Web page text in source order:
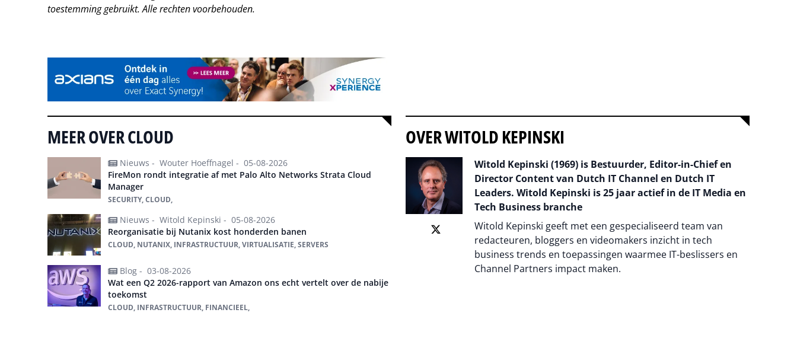
toestemming gebruikt. Alle rechten voorbehouden.
MEER OVER CLOUD
Nieuws - Wouter Hoeffnagel - 05-08-2026
FireMon rondt integratie af met Palo Alto Networks Strata Cloud
Manager
SECURITY, CLOUD,
Nieuws - Witold Kepinski - 05-08-2026
Reorganisatie bij Nutanix kost honderden banen
CLOUD, NUTANIX, INFRASTRUCTUUR, VIRTUALISATIE, SERVERS
Blog - 03-08-2026
Wat een Q2 2026-rapport van Amazon ons echt vertelt over de nabije
toekomst
CLOUD, INFRASTRUCTUUR, FINANCIEEL,
OVER WITOLD KEPINSKI
Witold Kepinski (1969) is Bestuurder, Editor-in-Chief en
Director Content van Dutch IT Channel en Dutch IT
Leaders. Witold Kepinski is 25 jaar actief in de IT Media en
Tech Business branche
Witold Kepinski geeft met een gespecialiseerd team van
redacteuren, bloggers en videomakers inzicht in tech
business trends en toepassingen waarmee IT-beslissers en
Channel Partners impact maken.